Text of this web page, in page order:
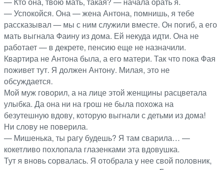
— Успокойся. Она — жена Антона, помнишь, я тебе
рассказывал — мы с ним служили вместе. Он погиб, а его
мать выгнала Фаину из дома. Ей некуда идти. Она не
работает — в декрете, пенсию еще не назначили.
Квартира не Антона была, а его матери. Так что пока Фая
поживет тут. Я должен Антону. Милая, это не
обсуждается.
Мой муж говорил, а на лице этой женщины расцветала
улыбка. Да она ни на грош не была похожа на
безутешную вдову, которую выгнали с детьми из дома!
Ни слову не поверила.
— Мишенька, ты рагу будешь? Я там сварила… —
кокетливо похлопала глазенками эта вдовушка.
Тут я вновь сорвалась. Я отобрала у нее свой половник,